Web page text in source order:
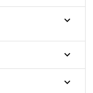
keyboard_arrow_down
keyboard_arrow_down
keyboard_arrow_down